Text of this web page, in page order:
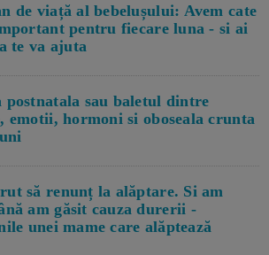
de viață al bebelușului: Avem cate
pentru fiecare luna - si ai
te va ajuta
postnatala sau baletul dintre
emotii, hormoni si oboseala crunta
să renunț la alăptare. Si am
am găsit cauza durerii -
unei mame care alăptează